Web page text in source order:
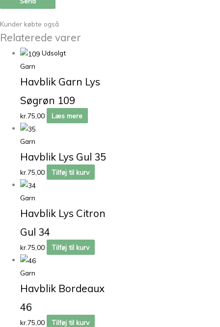
Kunder købte også
Relaterede varer
Udsolgt
Garn
Havblik Garn Lys
Søgrøn 109
kr.75,00 Læs mere
Garn
Havblik Lys Gul 35
kr.75,00 Tilføj til kurv
Garn
Havblik Lys Citron
Gul 34
kr.75,00 Tilføj til kurv
Garn
Havblik Bordeaux
46
kr.75,00 Tilføj til kurv